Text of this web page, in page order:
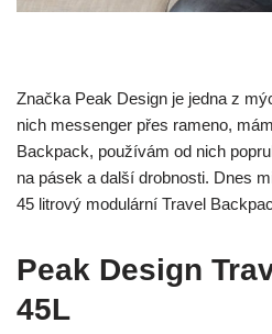
Značka Peak Design je jedna z
nich messenger přes rameno,
Backpack, používám od nich
na pásek a další drobnosti. Dnes
45 litrový modulární Travel
Peak Design
45L